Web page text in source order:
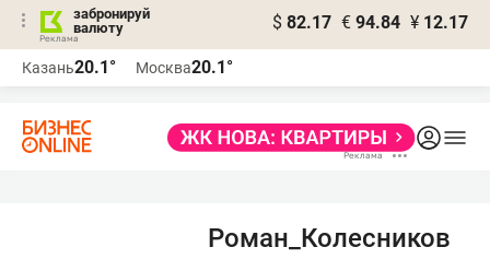
забронируй
валюту
$ 82.17 € 94.84 ¥ 12.17
Казань20.1° Москва20.1°
Роман_Колесников